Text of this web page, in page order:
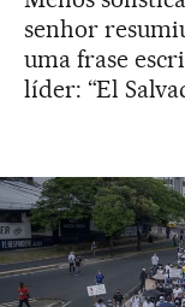
senhor
uma frase
líder: “El